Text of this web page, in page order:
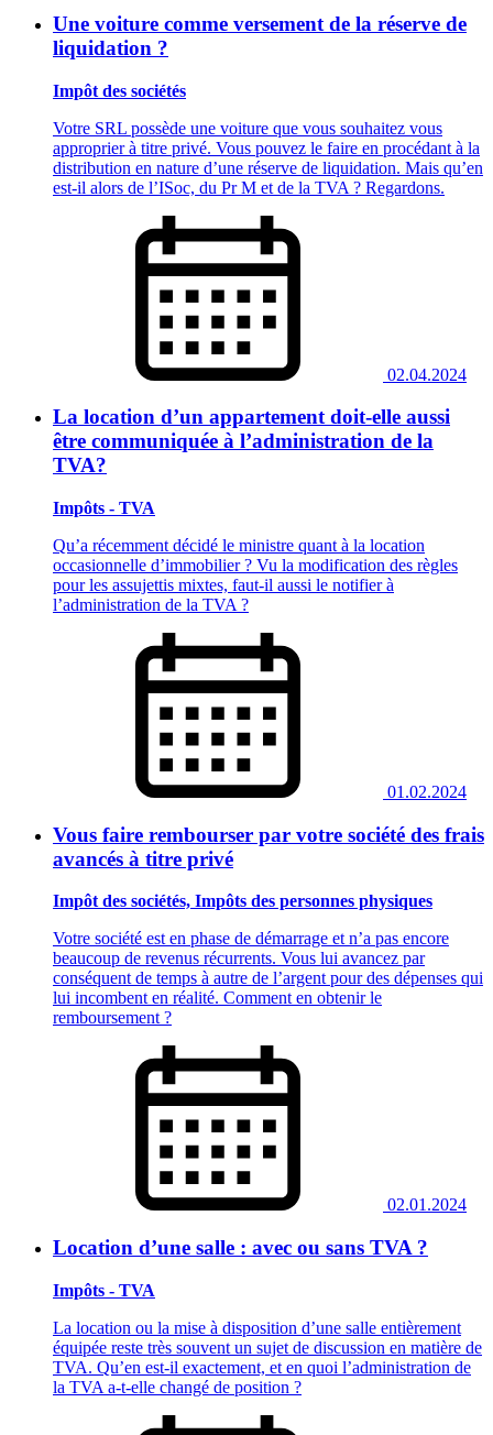
Une voiture comme versement de la réserve de
liquidation ?
Impôt des sociétés
Votre SRL possède une voiture que vous souhaitez vous
approprier à titre privé. Vous pouvez le faire en procédant à la
distribution en nature d’une réserve de liquidation. Mais qu’en
est-il alors de l’ISoc, du Pr M et de la TVA ? Regardons.
02.04.2024
La location d’un appartement doit-elle aussi
être communiquée à l’administration de la
TVA?
Impôts - TVA
Qu’a récemment décidé le ministre quant à la location
occasionnelle d’immobilier ? Vu la modification des règles
pour les assujettis mixtes, faut-il aussi le notifier à
l’administration de la TVA ?
01.02.2024
Vous faire rembourser par votre société des frais
avancés à titre privé
Impôt des sociétés, Impôts des personnes physiques
Votre société est en phase de démarrage et n’a pas encore
beaucoup de revenus récurrents. Vous lui avancez par
conséquent de temps à autre de l’argent pour des dépenses qui
lui incombent en réalité. Comment en obtenir le
remboursement ?
02.01.2024
Location d’une salle : avec ou sans TVA ?
Impôts - TVA
La location ou la mise à disposition d’une salle entièrement
équipée reste très souvent un sujet de discussion en matière de
TVA. Qu’en est-il exactement, et en quoi l’administration de
la TVA a-t-elle changé de position ?